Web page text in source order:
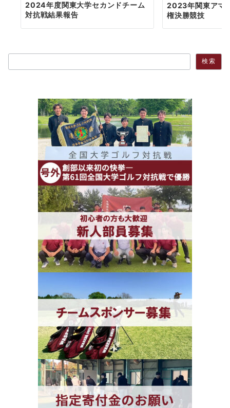
2024年度関東大学セカンドチーム
対抗戦結果報告
2023年関東アマ
権決勝競技
検索